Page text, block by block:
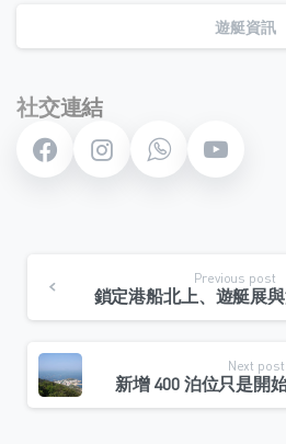
遊艇資訊
社交連結
Reading
Previous post
Next post